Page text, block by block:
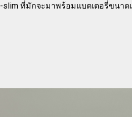
ที่มักจะมาพร้อมแบตเตอรี่ขนาด